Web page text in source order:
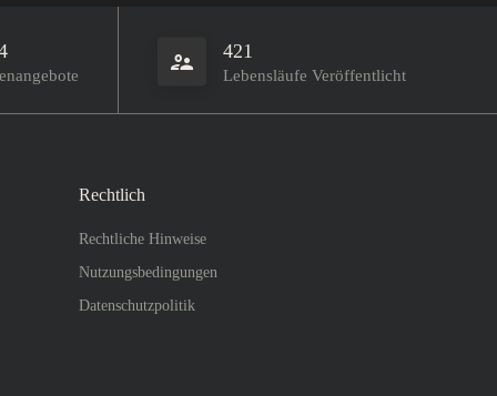
421
Lebensläufe Veröffentlicht
Rechtlich
Rechtliche Hinweise
Nutzungsbedingungen
Datenschutzpolitik